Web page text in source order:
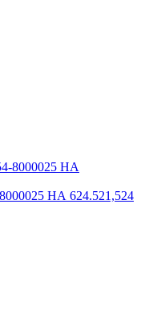
НА 624.521,524